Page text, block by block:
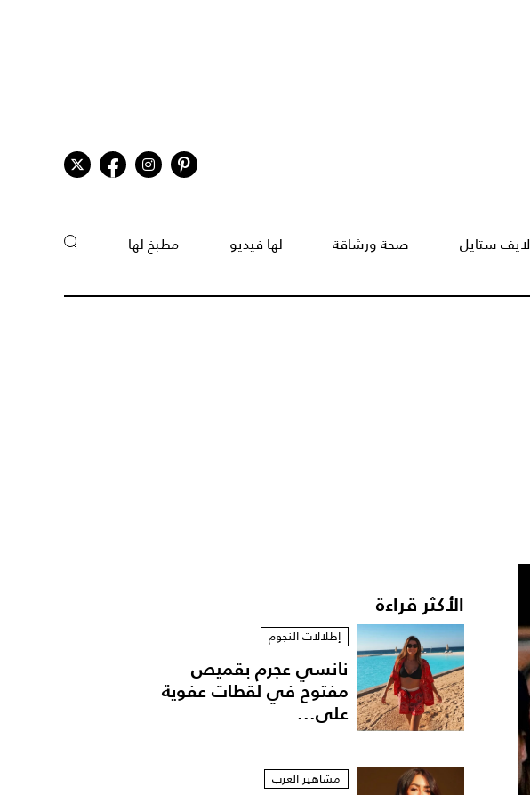
لايف ستايل صحة ورشاقة لها فيديو مطبخ لها
الأكثر قراءة
إطلالات النجوم
نانسي عجرم بقميص
مفتوح في لقطات عفوية
على...
مشاهير العرب